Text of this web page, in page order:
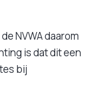
NVWA daarom
is dat dit een
bij